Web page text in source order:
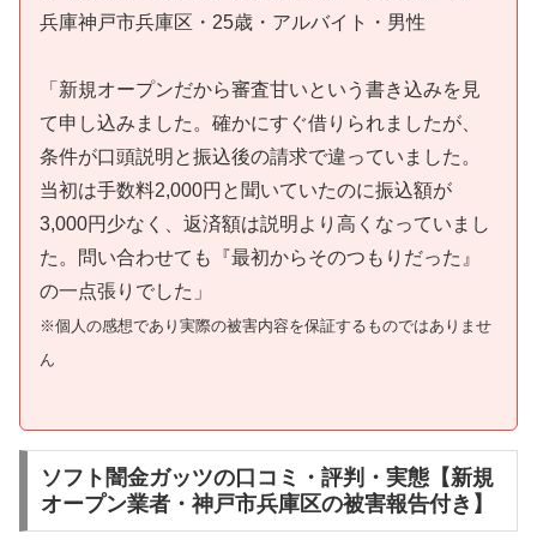
兵庫神戸市兵庫区・25歳・アルバイト・男性
「新規オープンだから審査甘いという書き込みを見
て申し込みました。確かにすぐ借りられましたが、
条件が口頭説明と振込後の請求で違っていました。
当初は手数料2,000円と聞いていたのに振込額が
3,000円少なく、返済額は説明より高くなっていまし
た。問い合わせても『最初からそのつもりだった』
の一点張りでした」
※個人の感想であり実際の被害内容を保証するものではありませ
ん
ソフト闇金ガッツの口コミ・評判・実態【新規
オープン業者・神戸市兵庫区の被害報告付き】